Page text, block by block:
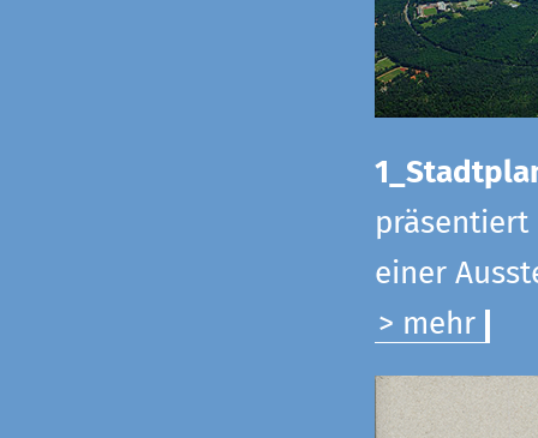
präsentiert
einer
> mehr